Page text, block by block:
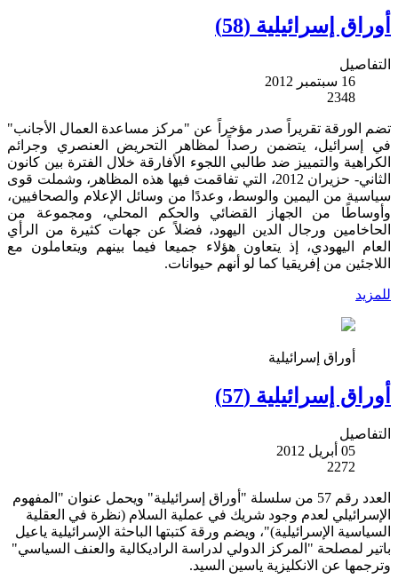
أوراق إسرائيلية (58)
التفاصيل
16 سبتمبر 2012
2348
تضم الورقة تقريراً صدر مؤخراً عن "مركز مساعدة العمال الأجانب"
في إسرائيل، يتضمن رصداً لمظاهر التحريض العنصري وجرائم
الكراهية والتمييز ضد طالبي اللجوء الأفارقة خلال الفترة بين كانون
الثاني- حزيران 2012، التي تفاقمت فيها هذه المظاهر، وشملت قوى
سياسية من اليمين والوسط، وعددًا من وسائل الإعلام والصحافيين،
وأوساطًا من الجهاز القضائي والحكم المحلي، ومجموعة من
الحاخامين ورجال الدين اليهود، فضلاً عن جهات كثيرة من الرأي
العام اليهودي، إذ يتعاون هؤلاء جميعا فيما بينهم ويتعاملون مع
اللاجئين من إفريقيا كما لو أنهم حيوانات.
للمزيد
أوراق إسرائيلية
أوراق إسرائيلية (57)
التفاصيل
05 أبريل 2012
2272
العدد رقم 57 من سلسلة "أوراق إسرائيلية" ويحمل عنوان "المفهوم
الإسرائيلي لعدم وجود شريك في عملية السلام (نظرة في العقلية
السياسية الإسرائيلية)"، ويضم ورقة كتبتها الباحثة الإسرائيلية ياعيل
باتير لمصلحة "المركز الدولي لدراسة الراديكالية والعنف السياسي"
وترجمها عن الانكليزية ياسين السيد.